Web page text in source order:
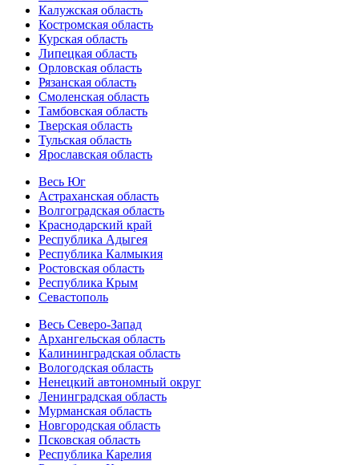
Калужская область
Костромская область
Курская область
Липецкая область
Орловская область
Рязанская область
Смоленская область
Тамбовская область
Тверская область
Тульская область
Ярославская область
Весь Юг
Астраханская область
Волгоградская область
Краснодарский край
Республика Адыгея
Республика Калмыкия
Ростовская область
Республика Крым
Севастополь
Весь Северо-Запад
Архангельская область
Калининградская область
Вологодская область
Ненецкий автономный округ
Ленинградская область
Мурманская область
Новгородская область
Псковская область
Республика Карелия